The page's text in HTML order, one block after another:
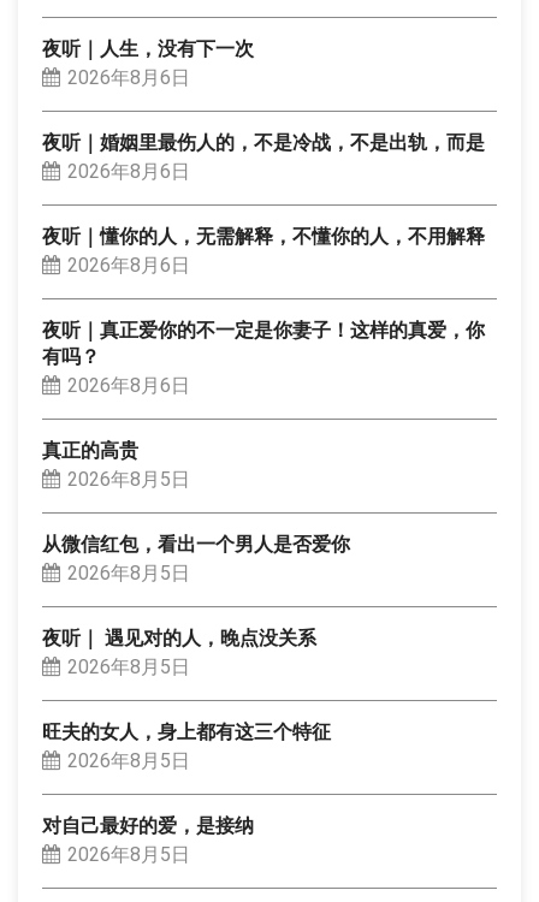
夜听｜人生，没有下一次
2026年8月6日
夜听｜婚姻里最伤人的，不是冷战，不是出轨，而是
2026年8月6日
夜听｜懂你的人，无需解释，不懂你的人，不用解释
2026年8月6日
夜听｜真正爱你的不一定是你妻子！这样的真爱，你
有吗？
2026年8月6日
真正的高贵
2026年8月5日
从微信红包，看出一个男人是否爱你
2026年8月5日
夜听｜ 遇见对的人，晚点没关系
2026年8月5日
旺夫的女人，身上都有这三个特征
2026年8月5日
对自己最好的爱，是接纳
2026年8月5日